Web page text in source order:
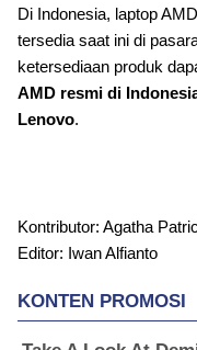
Di Indonesia, laptop
tersedia saat ini di
ketersediaan produk
AMD resmi di
Lenovo.
Kontributor: Agatha
Editor: Iwan Alfianto